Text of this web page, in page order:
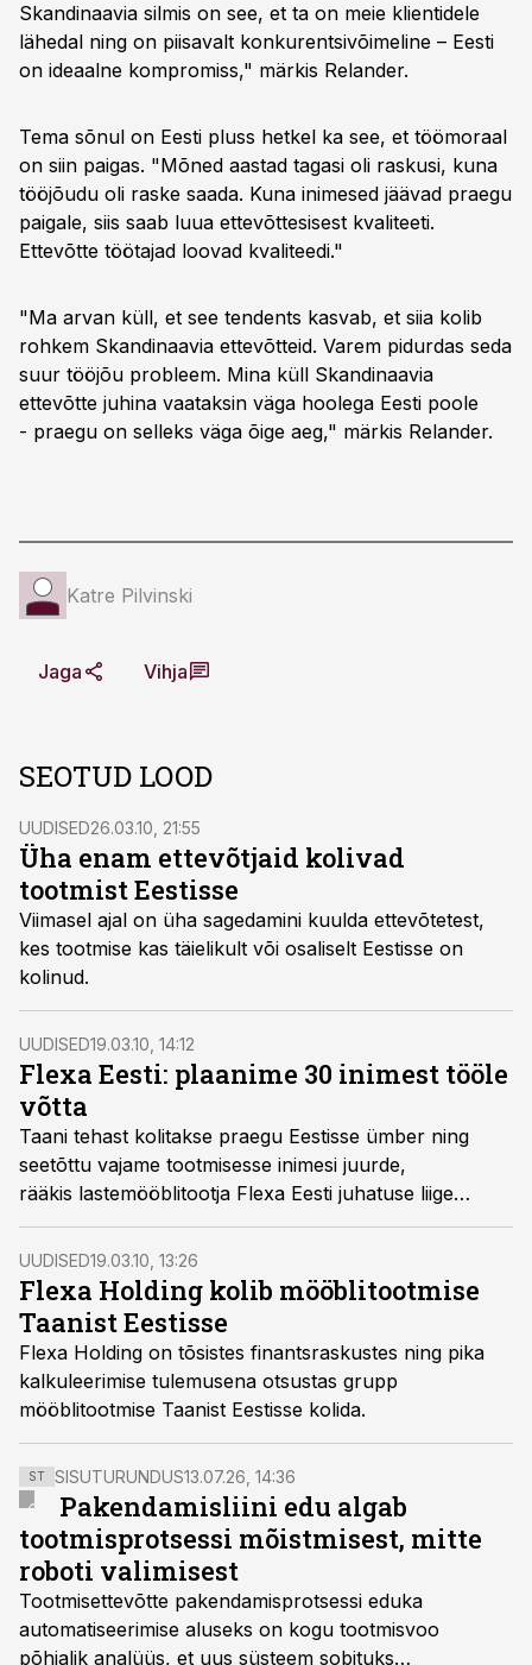
Skandinaavia silmis on see, et ta on meie klientidele
lähedal ning on piisavalt konkurentsivõimeline – Eesti
on ideaalne kompromiss," märkis Relander.
Tema sõnul on Eesti pluss hetkel ka see, et töömoraal
on siin paigas. "Mõned aastad tagasi oli raskusi, kuna
tööjõudu oli raske saada. Kuna inimesed jäävad praegu
paigale, siis saab luua ettevõttesisest kvaliteeti.
Ettevõtte töötajad loovad kvaliteedi."
"Ma arvan küll, et see tendents kasvab, et siia kolib
rohkem Skandinaavia ettevõtteid. Varem pidurdas seda
suur tööjõu probleem. Mina küll Skandinaavia
ettevõtte juhina vaataksin väga hoolega Eesti poole
- praegu on selleks väga õige aeg," märkis Relander.
Katre Pilvinski
Jaga Vihja
SEOTUD LOOD
UUDISED26.03.10, 21:55
Üha enam ettevõtjaid kolivad
tootmist Eestisse
Viimasel ajal on üha sagedamini kuulda ettevõtetest,
kes tootmise kas täielikult või osaliselt Eestisse on
kolinud.
UUDISED19.03.10, 14:12
Flexa Eesti: plaanime 30 inimest tööle
võtta
Taani tehast kolitakse praegu Eestisse ümber ning
seetõttu vajame tootmisesse inimesi juurde,
rääkis lastemööblitootja Flexa Eesti juhatuse liige
Marianne Paas.
UUDISED19.03.10, 13:26
Flexa Holding kolib mööblitootmise
Taanist Eestisse
Flexa Holding on tõsistes finantsraskustes ning pika
kalkuleerimise tulemusena otsustas grupp
mööblitootmise Taanist Eestisse kolida.
ST SISUTURUNDUS13.07.26, 14:36
Pakendamisliini edu algab
tootmisprotsessi mõistmisest, mitte
roboti valimisest
Tootmisettevõtte pakendamisprotsessi eduka
automatiseerimise aluseks on kogu tootmisvoo
põhjalik analüüs, et uus süsteem sobituks